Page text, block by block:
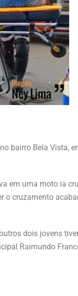
bairro Bela Vista,
em uma moto ia
o cruzamento
dois jovens
Raimundo